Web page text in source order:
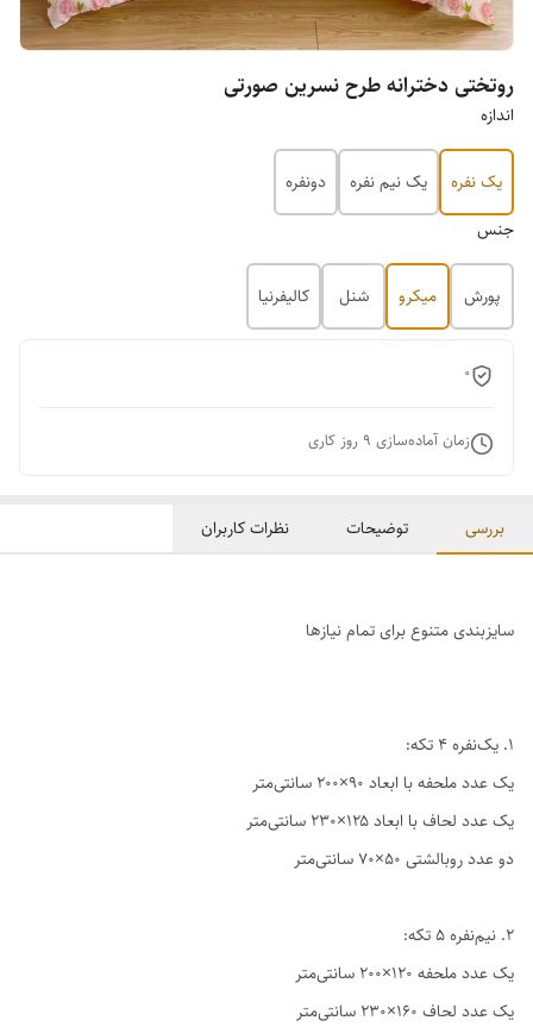
روتختی دخترانه طرح نسرین صورتی
اندازه
یک نفره یک نیم نفره
دونفره
جنس
پورش میکرو شنل کالیفرنیا
0
زمان آماده‌سازی 9 روز کاری
بررسی توضیحات نظرات کاربران
سایزبندی متنوع برای تمام نیازها
1. یک‌نفره ۴ تکه:
یک عدد ملحفه با ابعاد ۹۰×۲۰۰ سانتی‌متر
یک عدد لحاف با ابعاد ۱۲۵×۲۳۰ سانتی‌متر
دو عدد روبالشتی ۵۰×۷۰ سانتی‌متر
2. نیم‌نفره ۵ تکه:
یک عدد ملحفه ۱۲۰×۲۰۰ سانتی‌متر
یک عدد لحاف ۱۶۰×۲۳۰ سانتی‌متر